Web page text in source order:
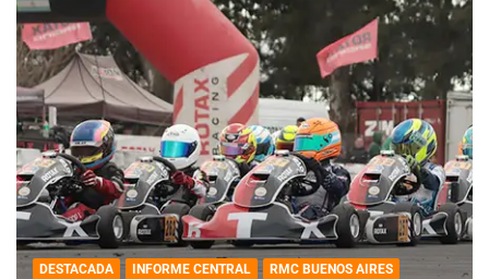
DESTACADA INFORME CENTRAL RMC BUENOS AIRES